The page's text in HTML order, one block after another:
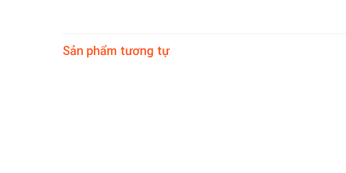
Sản phẩm tương tự